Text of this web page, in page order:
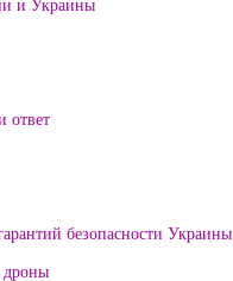
ответ
безопасности Украины
дроны